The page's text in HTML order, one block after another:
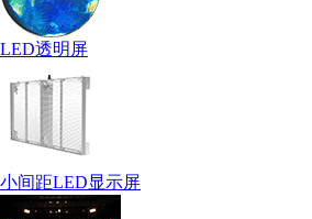
LED透明屏
小间距LED显示屏